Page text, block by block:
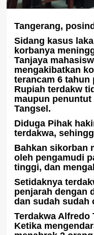
Tangerang,
Sidang kasus
korbanya
Tanjaya
mengakibatkan
terancam 6 tahun
Rupiah terdakw
maupun
Tangsel.
Diduga Pihak
terdakwa,
Bahkan sikorban
oleh pengamudi
tinggi, dan
Setidaknya
penjarah dengan
dan sudah sudah
Terdakwa Alfredo
Ketika